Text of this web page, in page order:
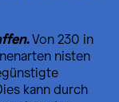
.Von 230 in
nisten
kann durch